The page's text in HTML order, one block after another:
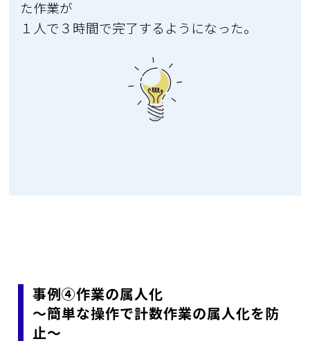
た作業が
１人で３時間で完了するようになった。
事例④作業の属人化
～簡単な操作で計数作業の属人化を防
止～